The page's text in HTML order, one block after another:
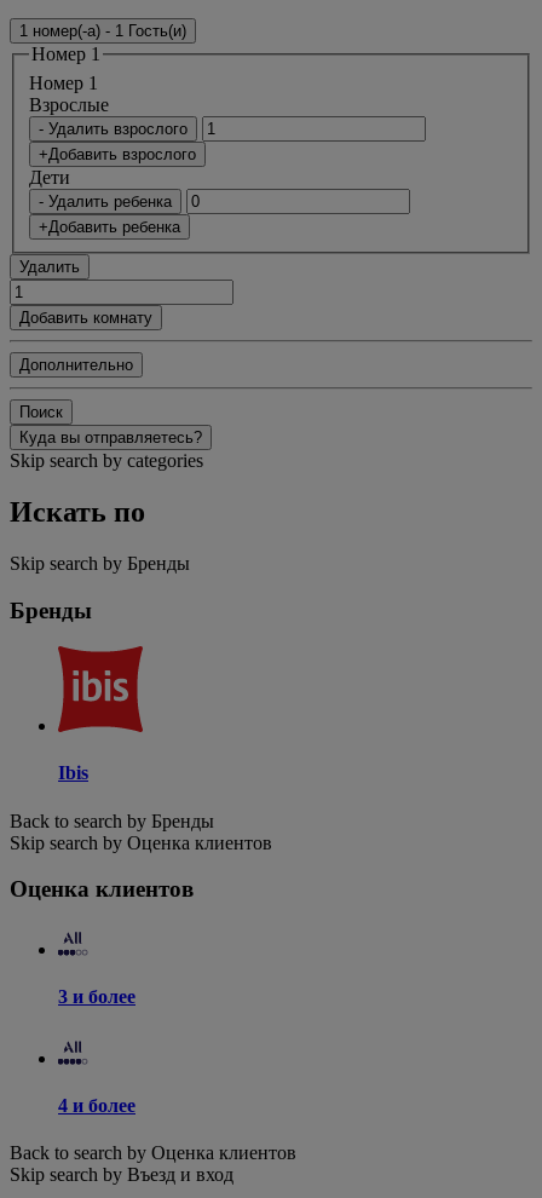
1 номер(-а) - 1 Гость(и)
Номер 1
Номер 1
Bзрослые
- Удалить взрослого
+Добавить взрослого
Дети
- Удалить ребенка
+Добавить ребенка
Удалить
Добавить комнату
Дополнительно
Поиск
Куда вы отправляетесь?
Skip search by categories
Искать по
Skip search by Бренды
Бренды
Ibis
Back to search by Бренды
Skip search by Оценка клиентов
Оценка клиентов
3 и более
4 и более
Back to search by Оценка клиентов
Skip search by Въезд и вход